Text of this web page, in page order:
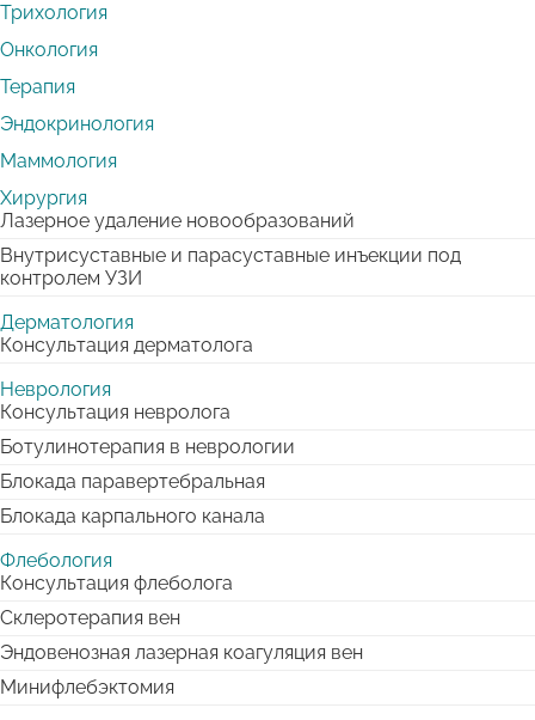
Трихология
Онкология
Терапия
Эндокринология
Маммология
Хирургия
Лазерное удаление новообразований
Внутрисуставные и парасуставные инъекции под
контролем УЗИ
Дерматология
Консультация дерматолога
Неврология
Консультация невролога
Ботулинотерапия в неврологии
Блокада паравертебральная
Блокада карпального канала
Флебология
Консультация флеболога
Склеротерапия вен
Эндовенозная лазерная коагуляция вен
Минифлебэктомия